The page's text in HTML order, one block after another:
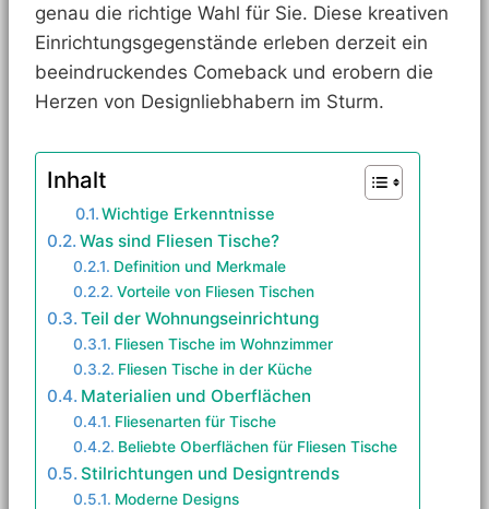
genau die richtige Wahl für Sie. Diese kreativen
Einrichtungsgegenstände erleben derzeit ein
beeindruckendes Comeback und erobern die
Herzen von Designliebhabern im Sturm.
Inhalt
Wichtige Erkenntnisse
Was sind Fliesen Tische?
Definition und Merkmale
Vorteile von Fliesen Tischen
Teil der Wohnungseinrichtung
Fliesen Tische im Wohnzimmer
Fliesen Tische in der Küche
Materialien und Oberflächen
Fliesenarten für Tische
Beliebte Oberflächen für Fliesen Tische
Stilrichtungen und Designtrends
Moderne Designs